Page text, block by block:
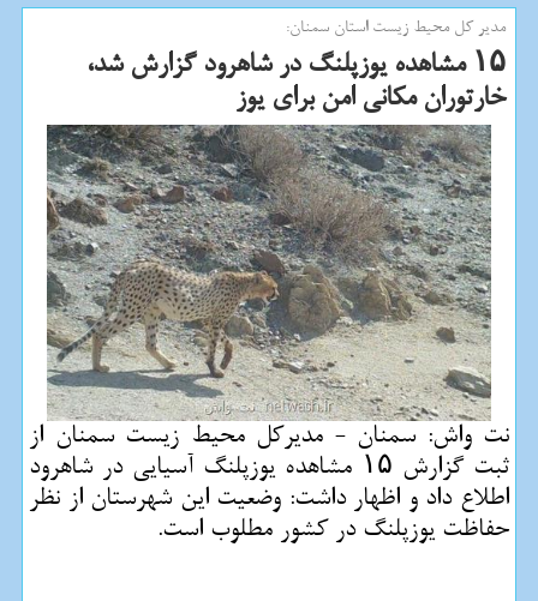
مدیر كل محیط زیست استان سمنان:
۱۵ مشاهده یوزپلنگ در شاهرود گزارش شد،
خارتوران مكانی امن برای یوز
نت واش: سمنان - مدیركل محیط زیست سمنان از
ثبت گزارش ۱۵ مشاهده یوزپلنگ آسیایی در شاهرود
اطلاع داد و اظهار داشت: وضعیت این شهرستان از نظر
حفاظت یوزپلنگ در كشور مطلوب است.